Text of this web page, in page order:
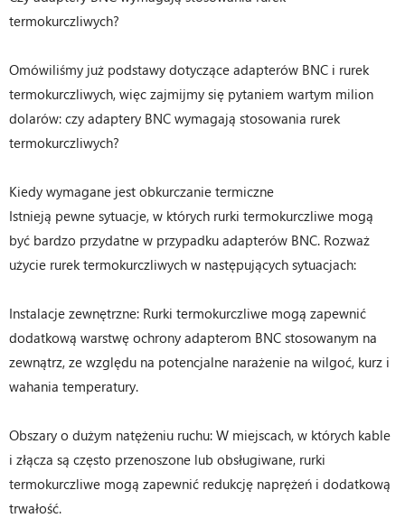
termokurczliwych?
Omówiliśmy już podstawy dotyczące adapterów BNC i rurek
termokurczliwych, więc zajmijmy się pytaniem wartym milion
dolarów: czy adaptery BNC wymagają stosowania rurek
termokurczliwych?
Kiedy wymagane jest obkurczanie termiczne
Istnieją pewne sytuacje, w których rurki termokurczliwe mogą
być bardzo przydatne w przypadku adapterów BNC. Rozważ
użycie rurek termokurczliwych w następujących sytuacjach:
Instalacje zewnętrzne: Rurki termokurczliwe mogą zapewnić
dodatkową warstwę ochrony adapterom BNC stosowanym na
zewnątrz, ze względu na potencjalne narażenie na wilgoć, kurz i
wahania temperatury.
Obszary o dużym natężeniu ruchu: W miejscach, w których kable
i złącza są często przenoszone lub obsługiwane, rurki
termokurczliwe mogą zapewnić redukcję naprężeń i dodatkową
trwałość.